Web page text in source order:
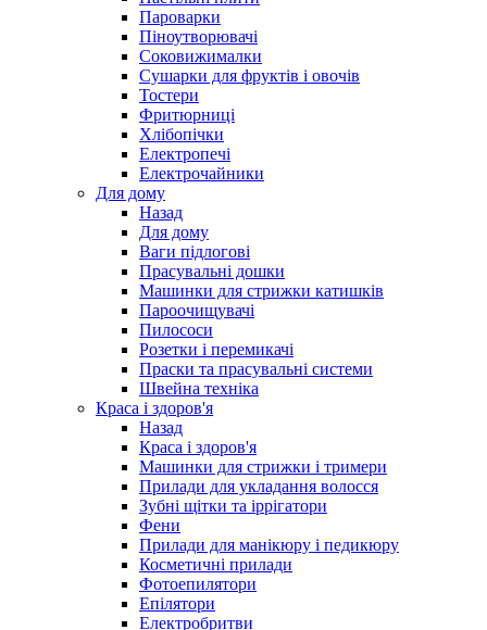
Пароварки
Піноутворювачі
Соковижималки
Сушарки для фруктів і овочів
Тостери
Фритюрниці
Хлібопічки
Електропечі
Електрочайники
Для дому
Назад
Для дому
Ваги підлогові
Прасувальні дошки
Машинки для стрижки катишків
Пароочищувачі
Пилососи
Розетки і перемикачі
Праски та прасувальні системи
Швейна техніка
Краса і здоров'я
Назад
Краса і здоров'я
Машинки для стрижки і тримери
Прилади для укладання волосся
Зубні щітки та іррігатори
Фени
Прилади для манікюру і педикюру
Косметичні прилади
Фотоепилятори
Епілятори
Електробритви